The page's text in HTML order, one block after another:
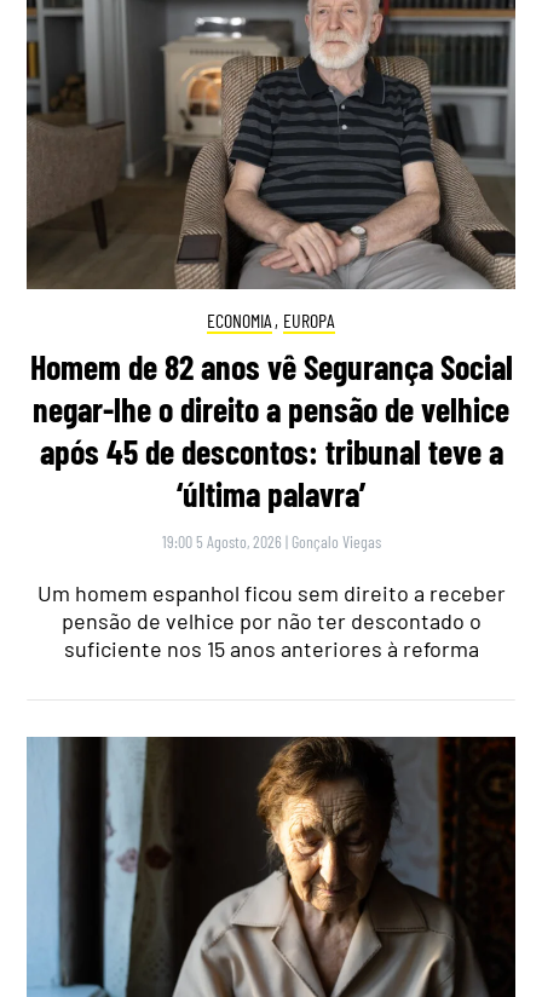
ECONOMIA , EUROPA
Homem de 82 anos vê Segurança Social
negar-lhe o direito a pensão de velhice
após 45 de descontos: tribunal teve a
‘última palavra’
19:00 5 Agosto, 2026 | Gonçalo Viegas
Um homem espanhol ficou sem direito a receber
pensão de velhice por não ter descontado o
suficiente nos 15 anos anteriores à reforma